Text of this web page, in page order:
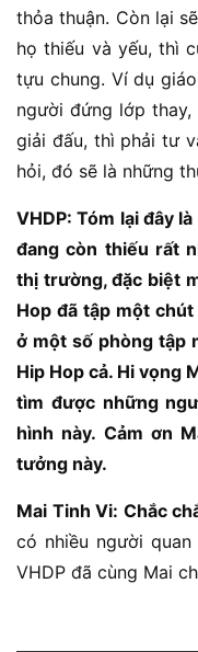
thỏa thuận. Còn lại
họ thiếu và yếu, thì
tựu chung. Ví dụ
người đứng lớp thay,
giải đấu, thì phải tư
hỏi, đó sẽ là những
VHDP: Tóm lại đây
đang còn thiếu rất
thị trường, đặc biệt
Hop đã tập một
ở một số phòng tập
Hip Hop cả. Hi vọng
tìm được những
hình này. Cảm ơn
tưởng này.
Mai Tinh Vi: Chắc
có nhiều người
VHDP đã cùng Mai